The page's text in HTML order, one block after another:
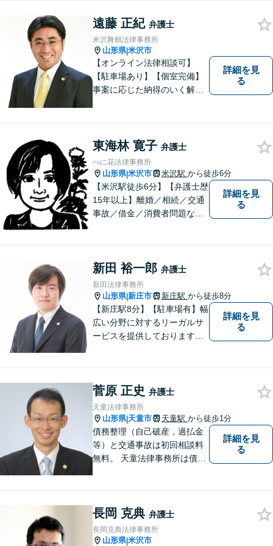
遠藤 正紀 弁護士
米沢舞鶴法律事務所
山形県|米沢市
【オンライン法律相談可】
【駐車場あり】【個室完備】
事案に応じた納得のいく解決
詳細を見
る
東海林 寛子 弁護士
べに花法律事務所
山形県|米沢市 米沢駅 から徒歩6分
【米沢駅徒歩6分】【弁護士歴
15年以上】離婚／相続／交通
事故／借金／消費者問題な
詳細を見
る
新田 裕一郎 弁護士
新田法律事務所
山形県|新庄市 新庄駅 から徒歩8分
【新庄駅8分】【駐車場有】幅
広い分野に対するリーガルサ
ービスを提供しております。
を常に意識し、依頼者のお悩
み解決に全力を注ぎます。ま
ずは、お気軽にご相談くださ
い。
詳細を見
る
菅原 正史 弁護士
天童法律事務所
山形県|天童市 天童駅 から徒歩1分
債務整理（自己破産，過払金
等）と交通事故は初回相談料
無料。 天童法律事務所は債務
所までお気軽にご相談くださ
い。 お客様の悩みに真摯に向
き合います。
詳細を見
る
長岡 克典 弁護士
長岡克典法律事務所
山形県|米沢市